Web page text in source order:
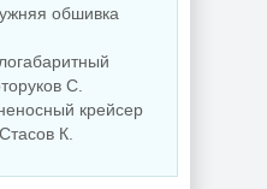
обшивка
С.
крейсер
К.